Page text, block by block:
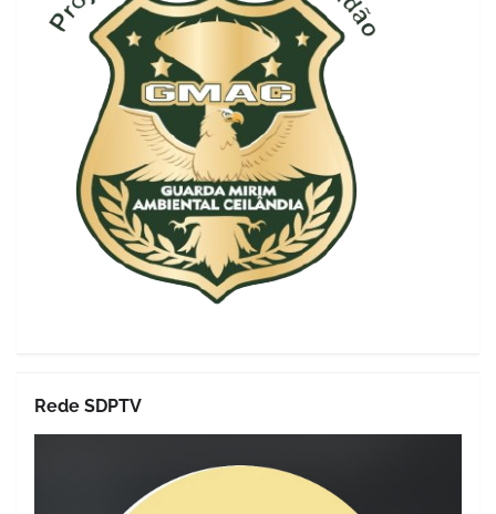
Rede SDPTV